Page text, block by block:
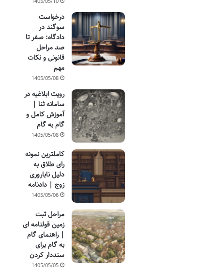
درخواست
سوگند در
دادگاه: صفر تا
صد مراحل
قانونی و نکات
مهم
1405/05/08
رویت ابلاغیه در
سامانه ثنا |
آموزش کامل و
گام به گام
1405/05/08
کاملترین نمونه
رای طلاق به
دلیل ناباروری
زوج | دادنامه
1405/05/06
مراحل ثبت
زمین قولنامه ای
| راهنمای گام
به گام برای
سنددار کردن
1405/05/05